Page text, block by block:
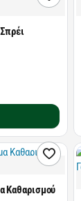
Καθαρισμού